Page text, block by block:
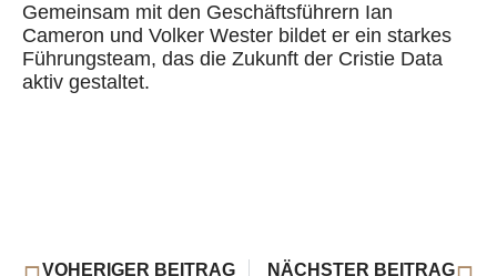
Gemeinsam mit den Geschäftsführern Ian
Cameron und Volker Wester bildet er ein starkes
Führungsteam, das die Zukunft der Cristie Data
aktiv gestaltet.
VOHERIGER BEITRAG NÄCHSTER BEITRAG